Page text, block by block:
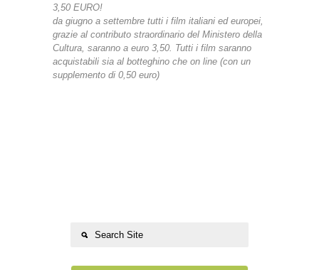
3,50 EURO!
da giugno a settembre tutti i film italiani ed europei,
grazie al contributo straordinario del Ministero della
Cultura, saranno a euro 3,50. Tutti i film saranno
acquistabili sia al botteghino che on line (con un
supplemento di 0,50 euro)